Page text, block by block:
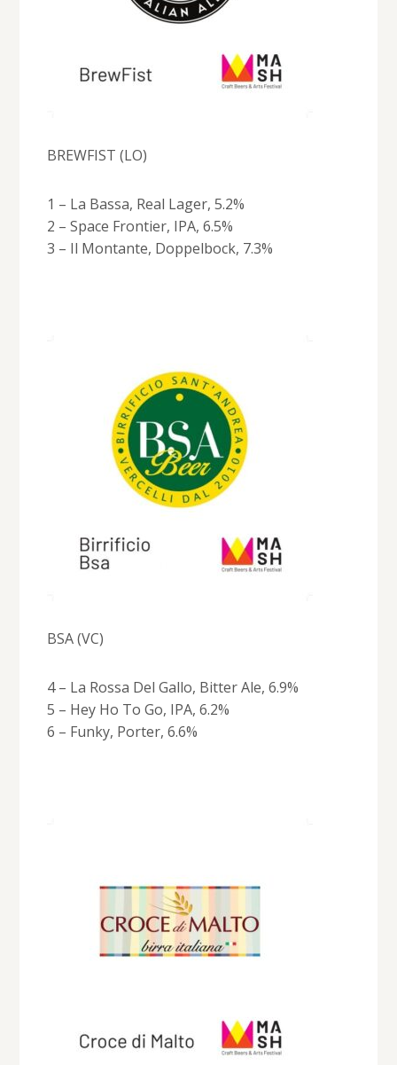
BREWFIST (LO)
1 – La Bassa, Real Lager, 5.2%
2 – Space Frontier, IPA, 6.5%
3 – Il Montante, Doppelbock, 7.3%
BSA (VC)
4 – La Rossa Del Gallo, Bitter Ale, 6.9%
5 – Hey Ho To Go, IPA, 6.2%
6 – Funky, Porter, 6.6%